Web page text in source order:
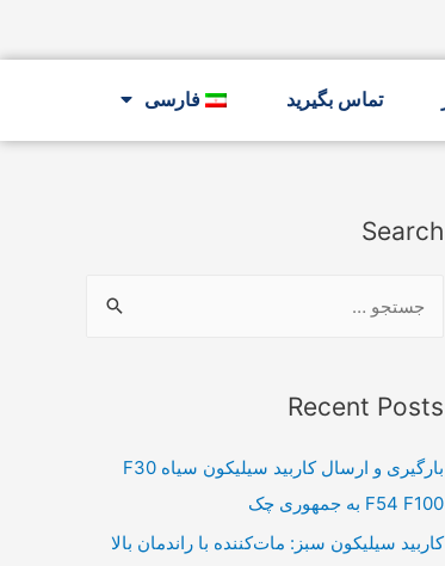
تماس بگیرید فارسی
Search
Recent Posts
بارگیری و ارسال کاربید سیلیکون سیاه F30
F54 F100 به جمهوری چک
کاربید سیلیکون سبز: مات‌کننده با راندمان بالا